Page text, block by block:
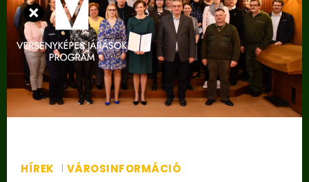
HÍREK VÁROSINFORMÁCIÓ
×